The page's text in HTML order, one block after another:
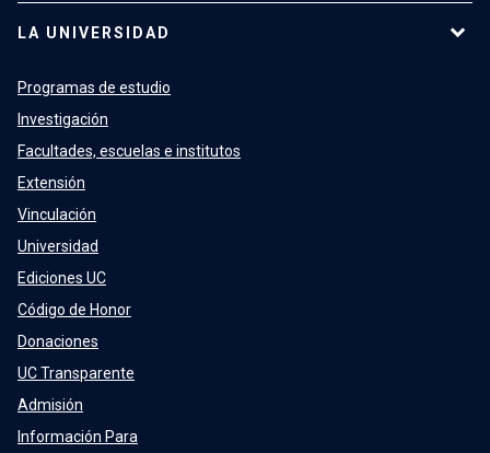
LA UNIVERSIDAD
Programas de estudio
Investigación
Facultades, escuelas e institutos
Extensión
Vinculación
Universidad
Ediciones UC
Código de Honor
Donaciones
UC Transparente
Admisión
Información Para